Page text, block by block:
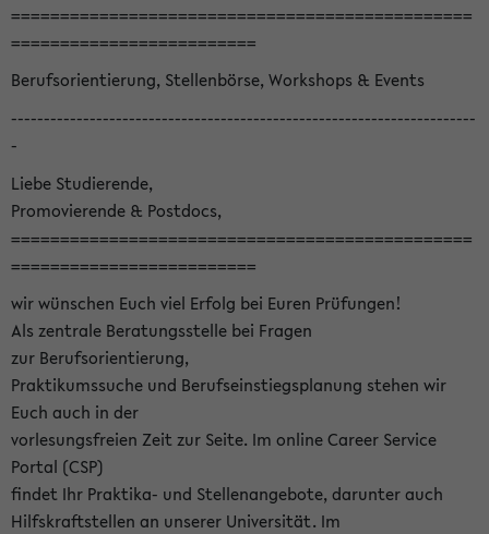
===============================================
=========================
Berufsorientierung, Stellenbörse, Workshops & Events
-----------------------------------------------------------------------
-
Liebe Studierende,
Promovierende & Postdocs,
===============================================
=========================
wir wünschen Euch viel Erfolg bei Euren Prüfungen!
Als zentrale Beratungsstelle bei Fragen
zur Berufsorientierung,
Praktikumssuche und Berufseinstiegsplanung stehen wir
Euch auch in der
vorlesungsfreien Zeit zur Seite. Im online Career Service
Portal (CSP)
findet Ihr Praktika- und Stellenangebote, darunter auch
Hilfskraftstellen an unserer Universität. Im